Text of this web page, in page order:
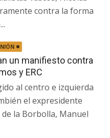
contra la forma
un manifiesto contra
y ERC
al centro e izquierda
el expresidente
la Borbolla, Manuel